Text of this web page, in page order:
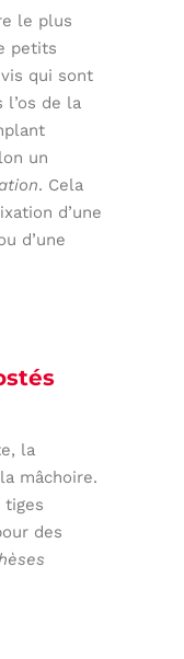
le plus
petits
qui sont
l’os de la
un
. Cela
d’une
d’une
la
mâchoire.
tiges
des